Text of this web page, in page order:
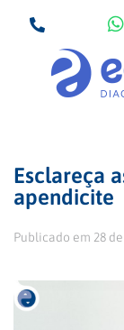
Esclareça
apendicite
Publicado em 28